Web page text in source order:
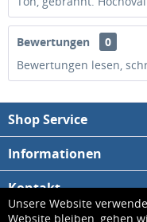
Unsere Website
Website bleiben, gehen
Bewertungen
0
Bewertungen lesen,
Shop Service
Informationen
Kontakt